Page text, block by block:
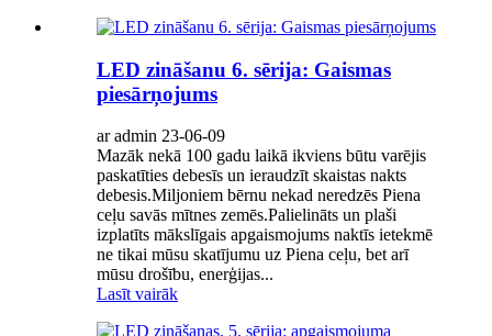
LED zināšanu 6. sērija: Gaismas
piesārņojums
ar admin 23-06-09
Mazāk nekā 100 gadu laikā ikviens būtu varējis
paskatīties debesīs un ieraudzīt skaistas nakts
debesis.Miljoniem bērnu nekad neredzēs Piena
ceļu savās mītnes zemēs.Palielināts un plaši
izplatīts mākslīgais apgaismojums naktīs ietekmē
ne tikai mūsu skatījumu uz Piena ceļu, bet arī
mūsu drošību, enerģijas...
Lasīt vairāk